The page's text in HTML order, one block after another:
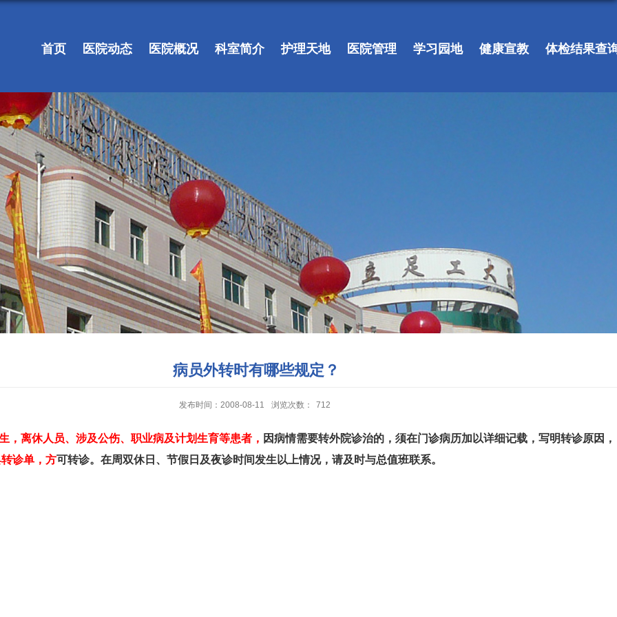
首页 医院动态 医院概况 科室简介 护理天地 医院管理 学习园地 健康宣教 体检结果查
病员外转时有哪些规定？
发布时间：2008-08-11 浏览次数： 712
，离休人员、涉及公伤、职业病及计划生育等患者， 因病情需要转外院诊治的，须在门诊病历加以详细记载，写明转诊原因，
诊单，方可转诊。在周双休日、节假日及夜诊时间发生以上情况，请及时与总值班联系。